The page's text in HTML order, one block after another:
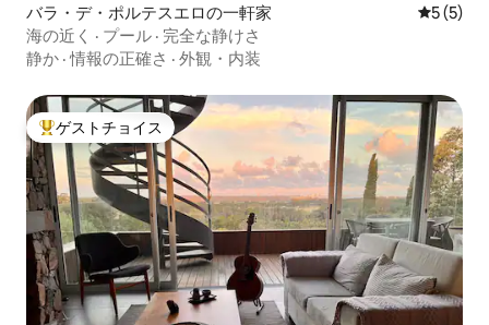
バラ・デ・ポルテスエロの一軒家 レビュー
5 (5)
海の近く · プール · 完全な静けさ
静か ·情報の正確さ · 外観・内装
大好評のゲストチョイスです。
ゲストチョイス